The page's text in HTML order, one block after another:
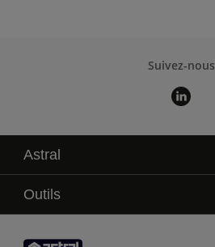
Suivez-nous
Astral
La marque
Service technique
Contact
Outils